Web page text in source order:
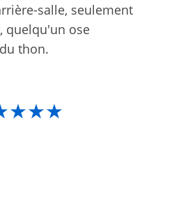
salle, seulement
quelqu'un ose
thon.